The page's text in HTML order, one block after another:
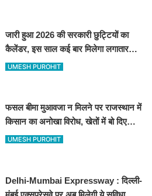
जारी हुआ 2026 की सरकारी छुट्टियों का
कैलेंडर, इस साल कई बार मिलेगा लगातार
अवकाश, देखें
UMESH PUROHIT
फसल बीमा मुआवजा न मिलने पर राजस्थान में
किसान का अनोखा विरोध, खेतों में बो दिए
500-500 रुपए के नोट, वीडियो वायरल
UMESH PUROHIT
Delhi-Mumbai Expressway : दिल्ली-